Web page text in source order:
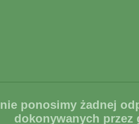
nie ponosimy żadnej
dokonywanych